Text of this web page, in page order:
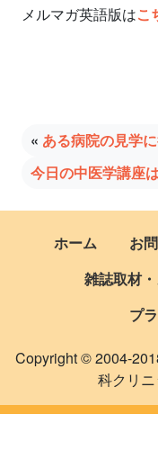
メルマガ英語版はこ
« ある病院の見学
今日の中医学講座
ホーム お
雑誌取材
プ
Copyright © 2004-
科クリ